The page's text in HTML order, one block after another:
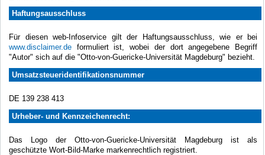
Haftungsausschluss
Für diesen web-Infoservice gilt der Haftungsausschluss, wie er bei
www.disclaimer.de formuliert ist, wobei der dort angegebene Begriff
"Autor" sich auf die "Otto-von-Guericke-Universität Magdeburg" bezieht.
Umsatzsteueridentifikationsnummer
DE 139 238 413
Urheber- und Kennzeichenrecht:
Das Logo der Otto-von-Guericke-Universität Magdeburg ist als
geschützte Wort-Bild-Marke markenrechtlich registriert.